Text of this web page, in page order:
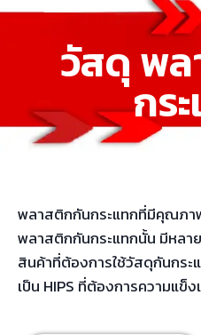
วัสดุ พ
กร
พลาสติกกันกระแทกที่มีคุณภา
พลาสติกกันกระแทกนั้น มีหลา
สินค้าที่ต้องการใช้วัสดุกันกระ
เป็น HIPS ที่ต้องการความแข็ง